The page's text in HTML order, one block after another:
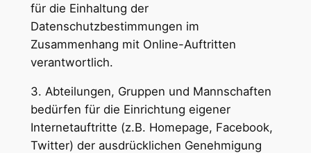
für die Einhaltung der
Datenschutzbestimmungen im
Zusammenhang mit Online-Auftritten
verantwortlich.
3. Abteilungen, Gruppen und Mannschaften
bedürfen für die Einrichtung eigener
Internetauftritte (z.B. Homepage, Facebook,
Twitter) der ausdrücklichen Genehmigung